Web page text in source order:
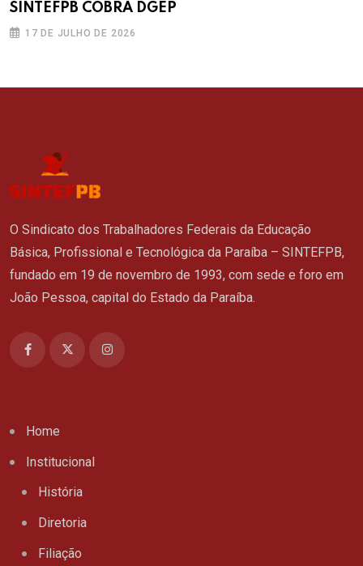
SINTEFPB COBRA DGEP
17 DE JULHO DE 2026
O Sindicato dos Trabalhadores Federais da Educação
Básica, Profissional e Tecnológica da Paraíba – SINTEFPB,
fundado em 19 de novembro de 1993, com sede e foro em
João Pessoa, capital do Estado da Paraíba.
Home
Institucional
História
Diretoria
Filiação